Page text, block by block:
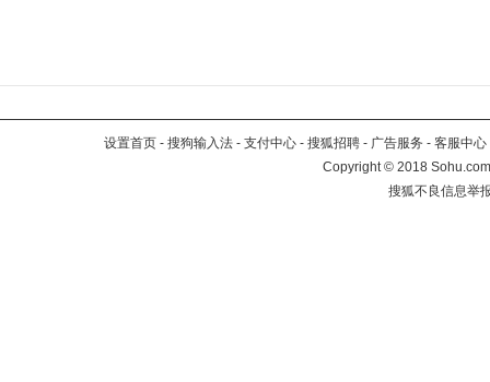
设置首页 - 搜狗输入法 - 支付中心 - 搜狐招聘 - 广告服务 - 客服中心
Copyright©2018
搜狐不良信息举